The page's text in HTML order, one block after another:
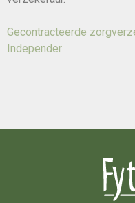
Gecontracteerde
Independer